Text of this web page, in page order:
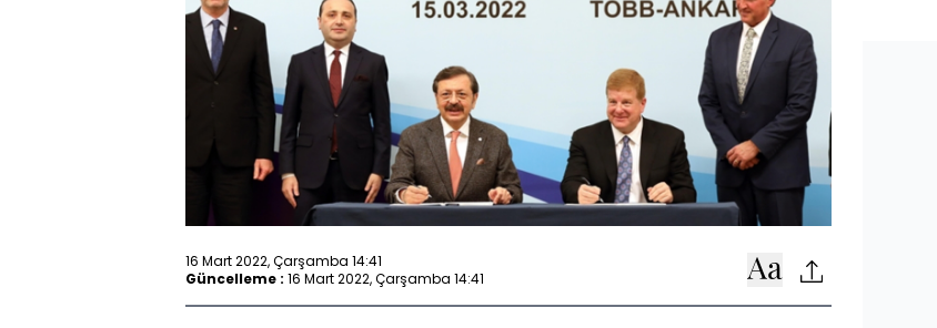
16 Mart 2022, Çarşamba 14:41
Güncelleme : 16 Mart 2022, Çarşamba 14:41